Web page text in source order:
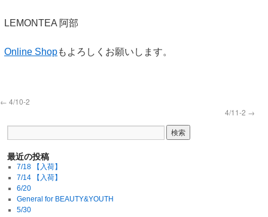
LEMONTEA 阿部
Online Shopもよろしくお願いします。
← 4/10-2
4/11-2 →
最近の投稿
7/18 【入荷】
7/14 【入荷】
6/20
General for BEAUTY&YOUTH
5/30